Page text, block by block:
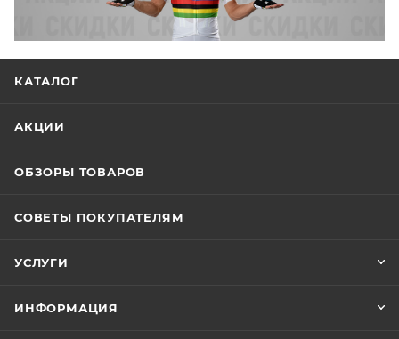
КАТАЛОГ
АКЦИИ
ОБЗОРЫ ТОВАРОВ
СОВЕТЫ ПОКУПАТЕЛЯМ
УСЛУГИ
ИНФОРМАЦИЯ